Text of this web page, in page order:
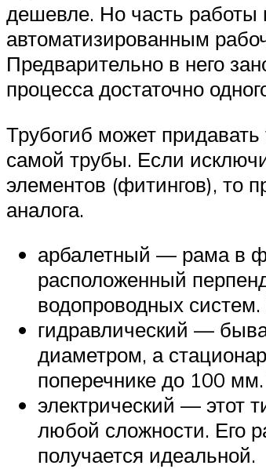
дешевле. Но часть работы
автоматизированным
Предварительно в него
процесса достаточно
Трубогиб может
самой трубы. Если
элементов (фитингов), то
аналога.
арбалетный — рама в
расположенный
водопроводных систем.
гидравлический —
диаметром, а
поперечнике до 100 мм.
электрический — этот
любой сложности. Его
получается идеальной.